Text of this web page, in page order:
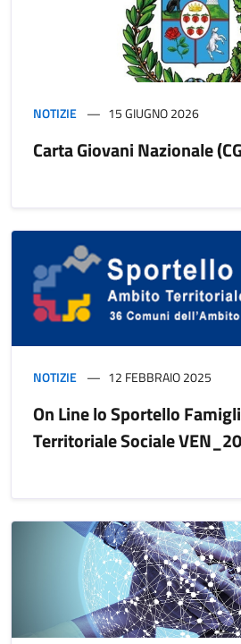
NOTIZIE 15 GIUGNO 2026
Carta Giovani Nazionale
NOTIZIE 12 FEBBRAIO 2025
On Line lo Sportello
Territoriale Sociale